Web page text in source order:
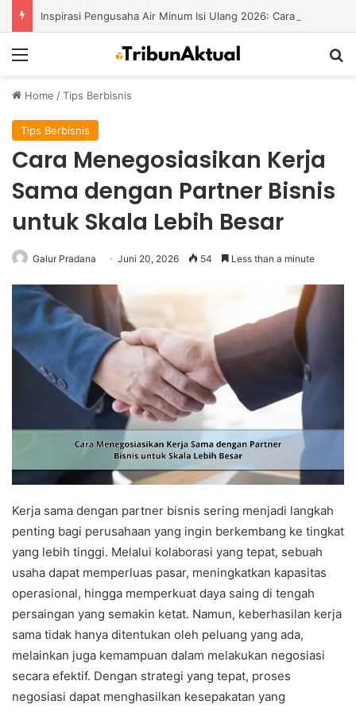
Home /Tips Berbisnis
Tips Berbisnis
Cara Menegosiasikan Kerja
Sama dengan Partner Bisnis
untuk Skala Lebih Besar
Galur Pradana Juni 20, 2026 54 Less than a minute
Kerja sama dengan partner bisnis sering menjadi langkah
penting bagi perusahaan yang ingin berkembang ke tingkat
yang lebih tinggi. Melalui kolaborasi yang tepat, sebuah
usaha dapat memperluas pasar, meningkatkan kapasitas
operasional, hingga memperkuat daya saing di tengah
persaingan yang semakin ketat. Namun, keberhasilan kerja
sama tidak hanya ditentukan oleh peluang yang ada,
melainkan juga kemampuan dalam melakukan negosiasi
secara efektif. Dengan strategi yang tepat, proses
negosiasi dapat menghasilkan kesepakatan yang